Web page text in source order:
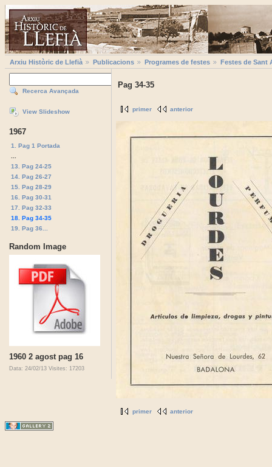
Arxiu Històric de Llefià Publicacions Programes de festes Festes de Sant
Recerca Avançada
View Slideshow
1967
1. Pag 1 Portada
13. Pag 24-25
14. Pag 26-27
15. Pag 28-29
16. Pag 30-31
17. Pag 32-33
18. Pag 34-35
19. Pag 36...
Random Image
1960 2 agost pag 16
Data: 24/02/13 Visites: 17203
Pag 34-35
primer anterior
primer anterior